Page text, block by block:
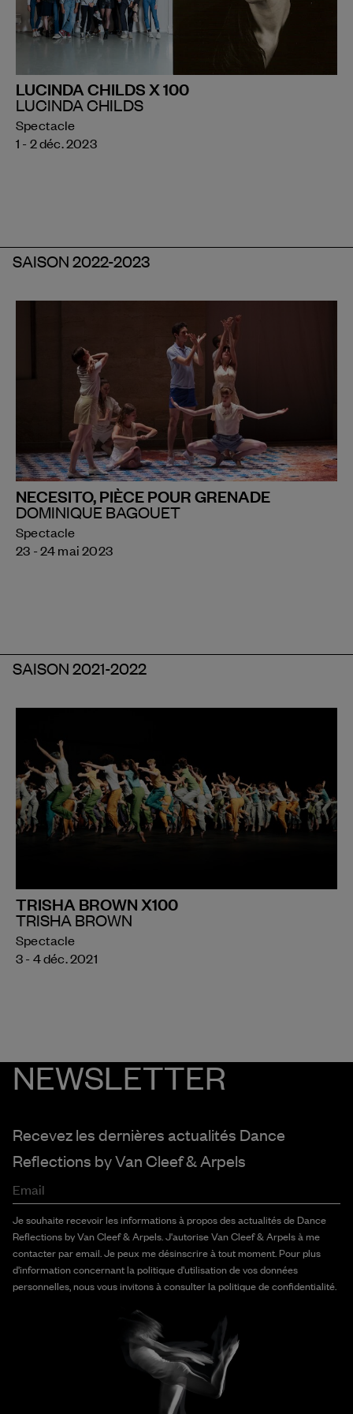
LUCINDA CHILDS X 100
LUCINDA CHILDS
Spectacle
1 - 2 déc. 2023
SAISON 2022-2023
NECESITO, PIÈCE POUR GRENADE
DOMINIQUE BAGOUET
Spectacle
23 - 24 mai 2023
SAISON 2021-2022
TRISHA BROWN X100
TRISHA BROWN
Spectacle
3 - 4 déc. 2021
NEWSLETTER
Recevez les dernières actualités Dance
Reflections byVan Cleef & Arpels
Email
Je souhaite recevoir les informations à propos des actualités de Dance
Reflections by Van Cleef & Arpels. J'autorise Van Cleef & Arpels à me
contacter par email. Je peux me désinscrire à tout moment. Pour plus
d'information concernant la politique d'utilisation de vos données
personnelles, nous vous invitons à consulter la politique de confidentialité.